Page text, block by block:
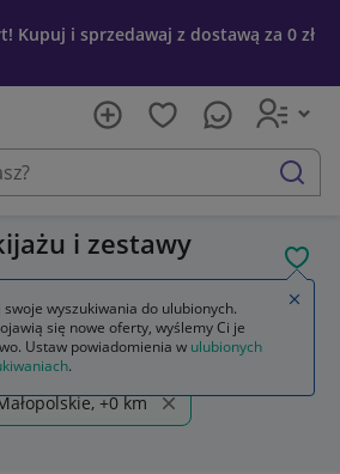
Kupuj i sprzedawaj z dostawą za 0 zł
szukaj
i zestawy
Makijaż Palety do makijażu i zestawy
i zestawy
+0 km
swoje wyszukiwania do ulubionych.
się nowe oferty, wyślemy Ci je
Ustaw powiadomienia w ulubionych
.